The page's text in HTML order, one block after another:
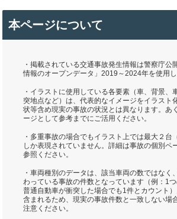
本ページについて
・掲載されている交通事故発生情報は警察庁公
情報のオープンデータ」2019～2024年を使用し
・イラストに使用している各要素（車、背景、
突地点など）は、代表的なイメージをイラスト
状等含め現実の事故の状況とは異なります。あ
ージとして参考までにご活用ください。
・多重事故の場合でもイラスト上では最大２台
しか表現されていません。詳細は事故の個別ペ
参照ください。
・車両種別のデータは、該当車両の数ではなく
わっている事故の件数となっています（例：1
普通自動車が衝突した場合でも1件とカウント
含まれるため、現実の事故件数と一致しない場
注意ください。